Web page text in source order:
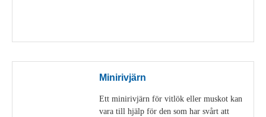
Minirivjärn
Ett minirivjärn för vitlök eller muskot kan
vara till hjälp för den som har svårt att